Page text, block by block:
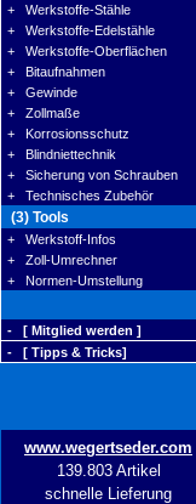
+ Werkstoffe-Stähle
+ Werkstoffe-Edelstähle
+ Werkstoffe-Oberflächen
+ Bitaufnahmen
+ Gewinde
+ Zollmaße
+ Korrosionsschutz
+ Blindniettechnik
+ Sicherung von Schrauben
+ Technisches Zubehör
(3) Tools
+ Werkstoff-Infos
+ Zoll-Umrechner
+ Normen-Umstellung
- [ Mitglied werden ]
- [ Tipps & Tricks]
www.wegertseder.com
139.803 Artikel
schnelle Lieferung